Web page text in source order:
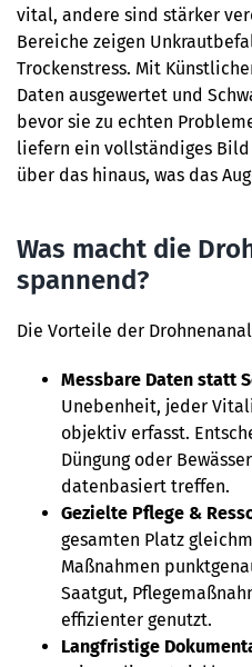
vital, andere sind stärker
Bereiche zeigen
Trockenstress. Mit
Daten ausgewertet und
bevor sie zu echten
liefern ein vollständiges
über das hinaus, was das
Was macht die
spannend?
Die Vorteile der
Messbare Daten statt
Unebenheit, jeder
objektiv erfasst.
Düngung oder
datenbasiert treffen.
Gezielte Pflege &
gesamten Platz
Maßnahmen
Saatgut,
effizienter genutzt.
Langfristige